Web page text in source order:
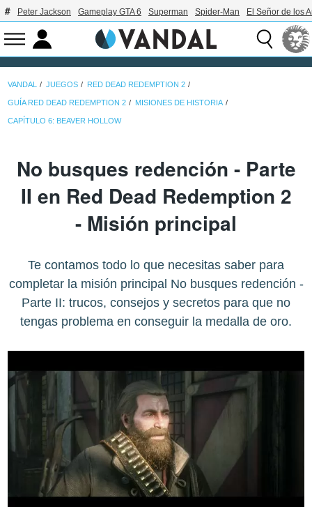
Peter Jackson Gameplay GTA 6 Superman Spider-Man El Señor de los
VANDAL JUEGOS RED DEAD REDEMPTION 2
GUÍA RED DEAD REDEMPTION 2 MISIONES DE HISTORIA
CAPÍTULO 6: BEAVER HOLLOW
No busques redención - Parte
II en Red Dead Redemption 2
- Misión principal
Te contamos todo lo que necesitas saber para
completar la misión principal No busques redención -
Parte II: trucos, consejos y secretos para que no
tengas problema en conseguir la medalla de oro.